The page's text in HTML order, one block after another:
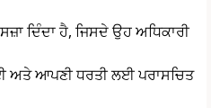
ਦਿੰਦਾ ਹੈ, ਜਿਸਦੇ ਉਹ ਅਧਿਕਾਰੀ
ਆਪਣੀ ਧਰਤੀ ਲਈ ਪਰਾਸਚਿਤ